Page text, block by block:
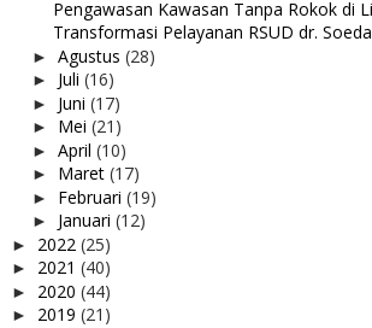
Pengawasan Kawasan Tanpa Rokok di
Transformasi Pelayanan RSUD dr.
► Agustus (28)
► Juli (16)
► Juni (17)
► Mei (21)
► April (10)
► Maret (17)
► Februari (19)
► Januari (12)
► 2022 (25)
► 2021 (40)
► 2020 (44)
► 2019 (21)